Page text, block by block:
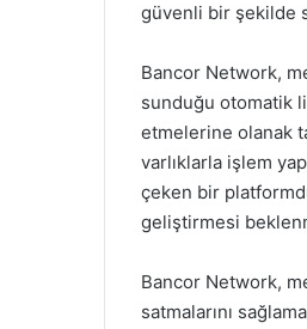
güvenli bir şekilde
Bancor Network,
sunduğu otomatik
etmelerine olanak
varlıklarla işlem
çeken bir
geliştirmesi
Bancor Network,
satmalarını